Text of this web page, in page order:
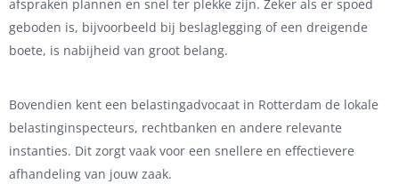
afspraken plannen en snel ter plekke zijn. Zeker als er spoed
geboden is, bijvoorbeeld bij beslaglegging of een dreigende
boete, is nabijheid van groot belang.
Bovendien kent een belastingadvocaat in Rotterdam de lokale
belastinginspecteurs, rechtbanken en andere relevante
instanties. Dit zorgt vaak voor een snellere en effectievere
afhandeling van jouw zaak.